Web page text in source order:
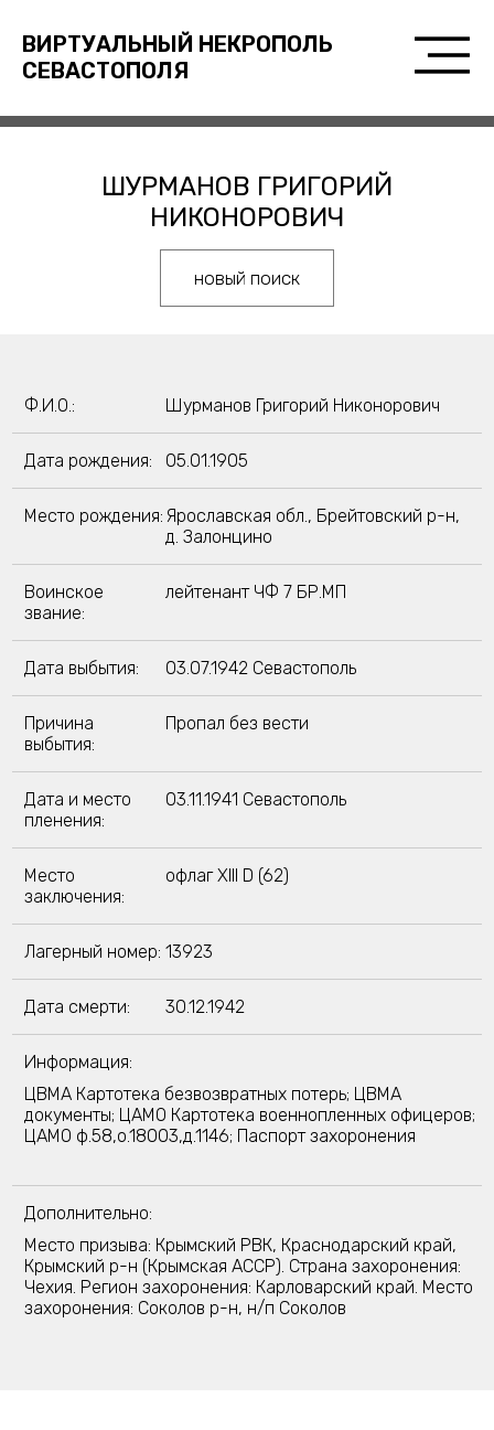
ВИРТУАЛЬНЫЙ НЕКРОПОЛЬ
СЕВАСТОПОЛЯ
ШУРМАНОВ ГРИГОРИЙ
НИКОНОРОВИЧ
новый поиск
Ф.И.О.: Шурманов Григорий Никонорович
Дата рождения: 05.01.1905
Место рождения: Ярославская обл., Брейтовский р-н,
д. Залонцино
Воинское
звание:
лейтенант ЧФ 7 БР.МП
Дата выбытия: 03.07.1942 Севастополь
Причина
выбытия:
Пропал без вести
Дата и место
пленения:
03.11.1941 Севастополь
Место
заключения:
офлаг XIII D (62)
Лагерный номер: 13923
Дата смерти: 30.12.1942
Информация:
ЦВМА Картотека безвозвратных потерь; ЦВМА
документы; ЦАМО Картотека военнопленных офицеров;
ЦАМО ф.58,о.18003,д.1146; Паспорт захоронения
Дополнительно:
Место призыва: Крымский РВК, Краснодарский край,
Крымский р-н (Крымская АССР). Страна захоронения:
Чехия. Регион захоронения: Карловарский край. Место
захоронения: Соколов р-н, н/п Соколов